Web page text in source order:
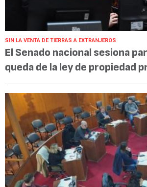
SIN LA VENTA DE TIERRAS A EXTRANJEROS
El Senado nacional sesiona
queda de la ley de propiedad